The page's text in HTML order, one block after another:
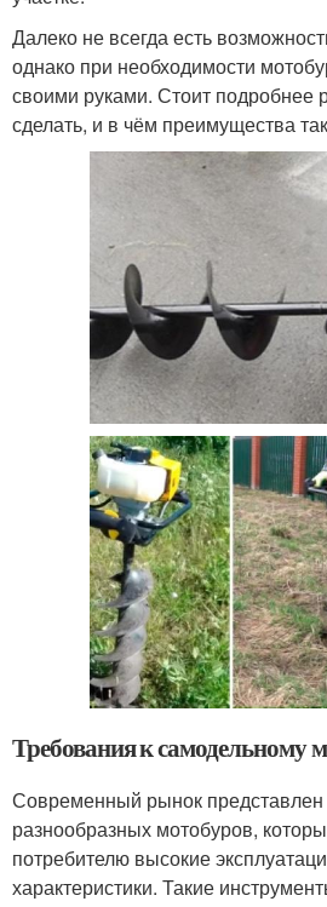
Далеко не всегда есть
однако при необходимости
своими руками. Стоит подробнее
сделать, и в чём преимущества
Требования к самодельному
Современный рынок
разнообразных мотобуров,
потребителю высокие
характеристики. Такие